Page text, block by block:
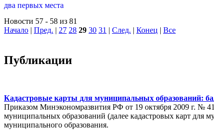
Новости 57 - 58 из 81
Начало | Пред. | 27 28 29 30 31 | След. | Конец | Все
Публикации
Кадастровые карты для муниципальных образований:
Приказом Минэкономразвития РФ от 19 октября 2009 г. №
муниципальных образований (далее кадастровых карт для
муниципального образования.